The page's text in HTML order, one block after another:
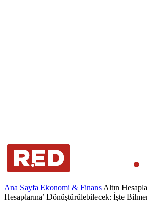
Ana Sayfa Ekonomi & Finans Altın
Hesaplarına’ Dönüştürülebilecek: İşte